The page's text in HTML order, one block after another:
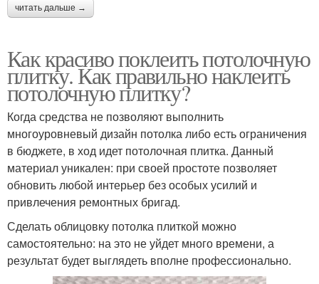
читать дальше →
Как красиво поклеить потолочную
плитку. Как правильно наклеить
потолочную плитку?
Когда средства не позволяют выполнить
многоуровневый дизайн потолка либо есть ограничения
в бюджете, в ход идет потолочная плитка. Данный
материал уникален: при своей простоте позволяет
обновить любой интерьер без особых усилий и
привлечения ремонтных бригад.
Сделать облицовку потолка плиткой можно
самостоятельно: на это не уйдет много времени, а
результат будет выглядеть вполне профессионально.